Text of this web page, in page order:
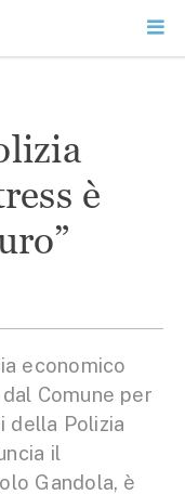
è
economico
Comune per
della Polizia
il
Gandola, è